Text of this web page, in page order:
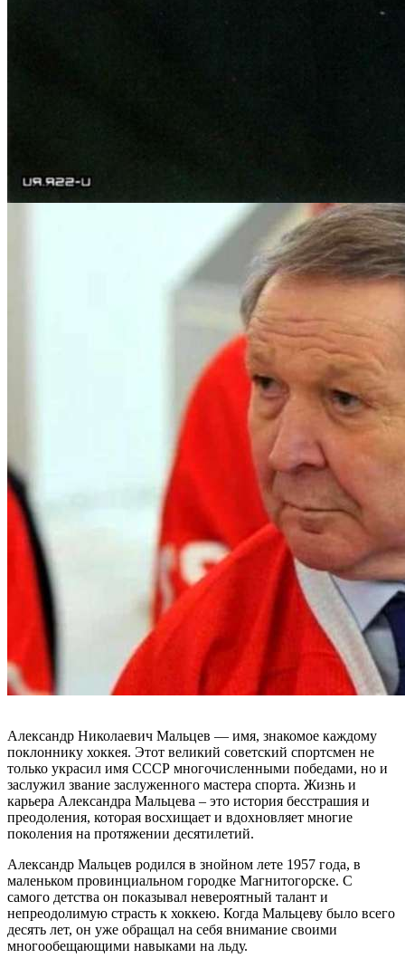
Александр Николаевич Мальцев — имя, знакомое каждому
поклоннику хоккея. Этот великий советский спортсмен не
только украсил имя СССР многочисленными победами, но и
заслужил звание заслуженного мастера спорта. Жизнь и
карьера Александра Мальцева – это история бесстрашия и
преодоления, которая восхищает и вдохновляет многие
поколения на протяжении десятилетий.
Александр Мальцев родился в знойном лете 1957 года, в
маленьком провинциальном городке Магнитогорске. С
самого детства он показывал невероятный талант и
непреодолимую страсть к хоккею. Когда Мальцеву было всего
десять лет, он уже обращал на себя внимание своими
многообещающими навыками на льду.